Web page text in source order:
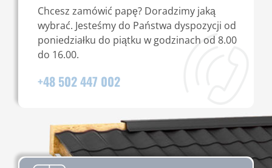
Chcesz zamówić papę? Doradzimy jaką
wybrać. Jesteśmy do Państwa dyspozycji od
poniedziałku do piątku w godzinach od 8.00
do 16.00.
+48 502 447 002